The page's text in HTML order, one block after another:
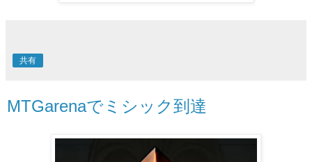
共有
MTGarenaでミシック到達